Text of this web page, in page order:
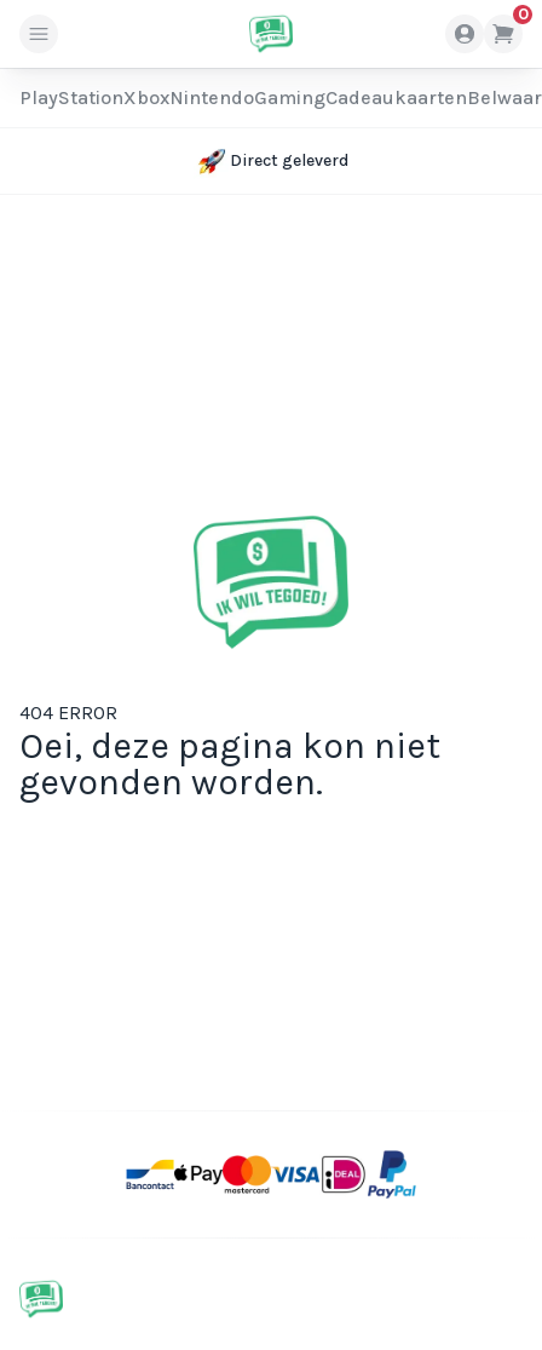
0
PlayStationXboxNintendoGamingCadeaukaarten
Direct geleverd
404 ERROR
Oei, deze pagina kon niet
gevonden worden.